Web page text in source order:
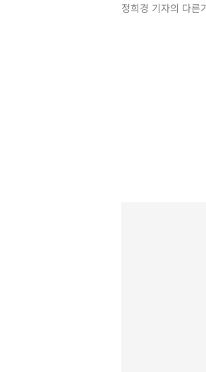
정희경 기자의 다른